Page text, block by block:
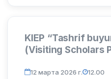
KIEP “Tashrif
(Visiting Scholars
12 марта 2026 г. 12.00